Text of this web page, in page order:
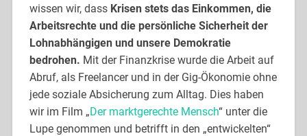
wissen wir, dass Krisen stets das Einkommen, die
Arbeitsrechte und die persönliche Sicherheit der
Lohnabhängigen und unsere Demokratie
bedrohen. Mit der Finanzkrise wurde die Arbeit auf
Abruf, als Freelancer und in der Gig-Ökonomie ohne
jede soziale Absicherung zum Alltag. Dies haben
wir im Film „Der marktgerechte Mensch“ unter die
Lupe genommen und betrifft in den „entwickelten“